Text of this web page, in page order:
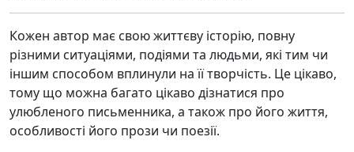
Кожен автор має свою життєву історію, повну
різними ситуаціями, подіями та людьми, які тим чи
іншим способом вплинули на її творчість. Це цікаво,
тому що можна багато цікаво дізнатися про
улюбленого письменника, а також про його життя,
особливості його прози чи поезії.